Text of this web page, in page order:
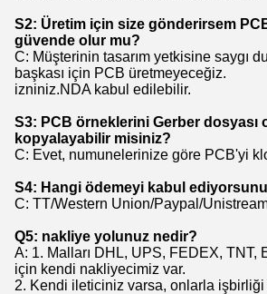
S2: Üretim için size gönderirsem
güvende olur mu?
C: Müşterinin tasarım yetkisine saygı
başkası için PCB üretmeyeceğiz.
izniniz.NDA kabul edilebilir.
S3: PCB örneklerini Gerber dosyası
kopyalayabilir misiniz?
C: Evet, numunelerinize göre PCB'yi
S4: Hangi ödemeyi kabul
C: TT/Western Union/Paypal/
Q5: nakliye yolunuz nedir?
A: 1. Malları DHL, UPS, FEDEX, TNT,
için kendi nakliyecimiz var.
2. Kendi ileticiniz varsa, onlarla